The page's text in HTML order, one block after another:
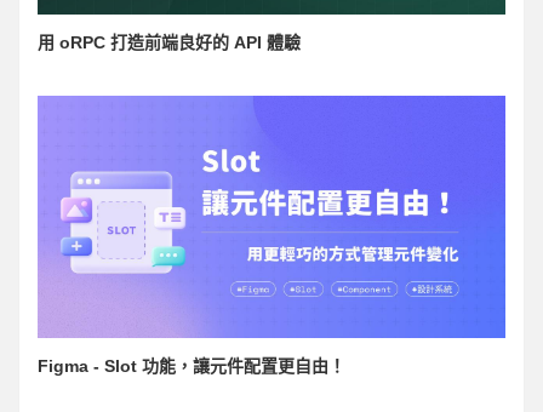
用 oRPC 打造前端良好的 API 體驗
Figma - Slot 功能，讓元件配置更自由！